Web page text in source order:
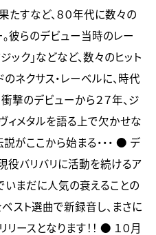
すなど、８０年代に数々の
彼らのデビュー当時のレー
ジック」などなど、数々のヒット
ネクサス・レーベルに、時代
衝撃のデビューから２７年、ジ
ィメタルを語る上で欠かせな
がここから始まる・・・ ● デ
役バリバリに活動を続けるア
いまだに人気の衰えることの
スト選曲で新録音し、まさに
ースとなります！！ ● １０月